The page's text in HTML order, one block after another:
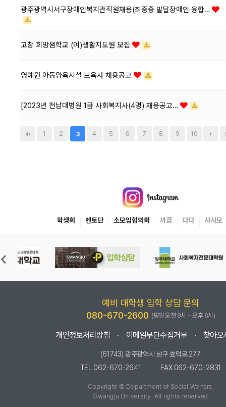
광주광역시서구장애인복지관직원채용(최중증 발달장애인 융합…
고창 희망샘학교 (여)생활지도원 모집
영예원 아동양육시설 보육사 채용공고
[2023년 전남대병원 1급 사회복지사(4명) 채용공고…
1 2 3 4 5 6 7 8 9 10
학생회 멘토단 소모임협의회 까끔 다다 사사모
예비 대학생 입학 상담 문의
080-670-2600 (평일 오전 9시 ~ 오후 6시)
개인정보처리방침 이메일무단수집거부 찾아오
(61743) 광주광역시 남구 효덕로 277
TEL 062-670-2641
FAX 062-670-2831
Copyright © Department of Social Welfare,
Gwangju University. All rights reserved.